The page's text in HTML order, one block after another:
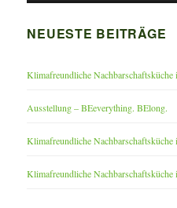
NEUESTE BEITRÄGE
Klimafreundliche Nachbarschaftsküche
Ausstellung – BEeverything. BElong.
Klimafreundliche Nachbarschaftsküche
Klimafreundliche Nachbarschaftsküche